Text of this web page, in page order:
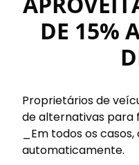
DE 15%
Proprietários de
de alternativas para
_Em todos os
automaticamente.